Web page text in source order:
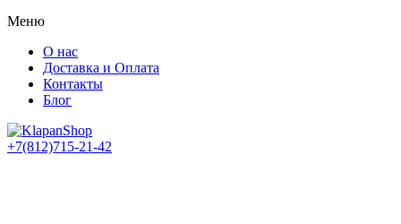
Меню
О нас
Доставка и Оплата
Контакты
Блог
+7(812)715-21-42